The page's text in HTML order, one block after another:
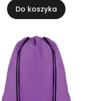
Do koszyka